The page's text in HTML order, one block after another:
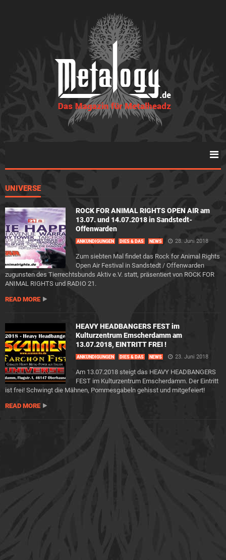
UNIVERSE
ROCK FOR ANIMAL RIGHTS OPEN AIR am
13.07. und 14.07.2018 in Sandstedt-
Offenwarden
ANKÜNDIGUNGEN DIES & DAS NEWS 28. Juni 2018
Zum siebten Mal findet das Rock for Animal Rights
Open Air Festival in Sandstedt / Offenwarden
zugunsten des Tierrechtsbunds Aktiv e.V. statt, präsentiert von ROCK FOR
ANIMAL RIGHTS und RADIO 21.
READ MORE
HEAVY HEADBANGERS FEST im
Kulturzentrum Emscherdamm am
13.07.2018, EINTRITT FREI !
ANKÜNDIGUNGEN DIES & DAS NEWS 23. Juni 2018
Am 13.07.2018 steigt das HEAVY HEADBANGERS
FEST im Kulturzentrum Emscherdamm. Der Eintritt
ist frei! Schwingt die Mähnen, Pommesgabeln gehisst und mitgefeiert!
READ MORE